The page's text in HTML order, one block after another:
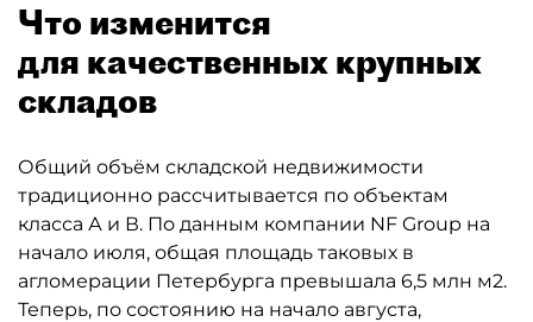
Что изменится
для качественных крупных
складов
Общий объём складской недвижимости
традиционно рассчитывается по объектам
класса А и В. По данным компании NF Group на
начало июля, общая площадь таковых в
агломерации Петербурга превышала 6,5 млн м2.
Теперь, по состоянию на начало августа,